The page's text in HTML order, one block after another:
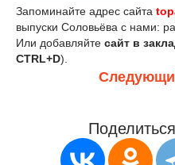
Запоминайте адрес сайта
выпуски Соловьёва с нами:
Или добавляйте сайт в
CTRL+D).